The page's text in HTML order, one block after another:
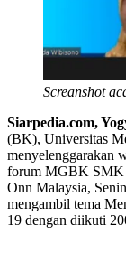
Screanshot
Siarpedia.com,
(BK), Universitas
menyelenggarakan
forum MGBK SMK
Onn Malaysia,
mengambil tema
19 dengan diikuti